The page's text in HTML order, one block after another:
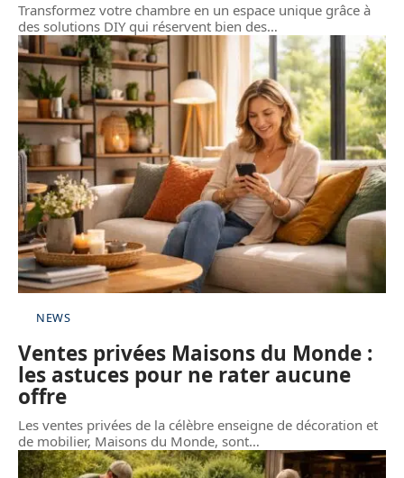
Transformez votre chambre en un espace unique grâce à
des solutions DIY qui réservent bien des…
NEWS
Ventes privées Maisons du Monde :
les astuces pour ne rater aucune
offre
Les ventes privées de la célèbre enseigne de décoration et
de mobilier, Maisons du Monde, sont…